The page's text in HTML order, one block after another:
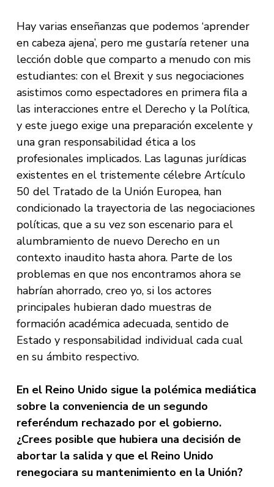
Hay varias enseñanzas que podemos ‘aprender
en cabeza ajena’, pero me gustaría retener una
lección doble que comparto a menudo con mis
estudiantes: con el Brexit y sus negociaciones
asistimos como espectadores en primera fila a
las interacciones entre el Derecho y la Política,
y este juego exige una preparación excelente y
una gran responsabilidad ética a los
profesionales implicados. Las lagunas jurídicas
existentes en el tristemente célebre Artículo
50 del Tratado de la Unión Europea, han
condicionado la trayectoria de las negociaciones
políticas, que a su vez son escenario para el
alumbramiento de nuevo Derecho en un
contexto inaudito hasta ahora. Parte de los
problemas en que nos encontramos ahora se
habrían ahorrado, creo yo, si los actores
principales hubieran dado muestras de
formación académica adecuada, sentido de
Estado y responsabilidad individual cada cual
en su ámbito respectivo.
En el Reino Unido sigue la polémica mediática
sobre la conveniencia de un segundo
referéndum rechazado por el gobierno.
¿Crees posible que hubiera una decisión de
abortar la salida y que el Reino Unido
renegociara su mantenimiento en la Unión?